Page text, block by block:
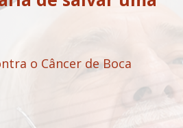
o Câncer de Boca